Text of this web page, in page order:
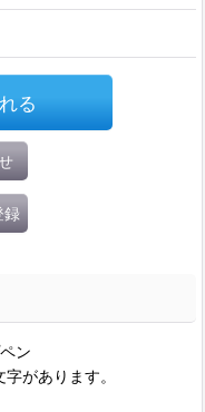
る
録
ン
があります。